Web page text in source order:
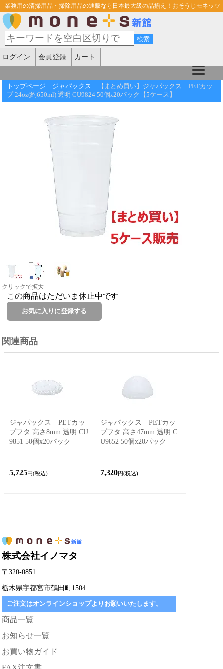
業務用の清掃用品・掃除用品の通販なら日本最大級の品揃え！おそうじモネッツ
ログイン 会員登録 カート
トップページ ジャパックス
【まとめ買い】ジャパックス PETカッ
プ 24oz(約650ml) 透明 CU9824 50個x20パック【5ケース】
クリックで拡大
この商品はただいま休止中です
関連商品
ジャパックス PETカッ
プフタ 高さ8mm 透明 CU
9851 50個x20パック
5,725円(税込)
ジャパックス PETカッ
プフタ 高さ47mm 透明 C
U9852 50個x20パック
7,320円(税込)
株式会社イノマタ
〒320-0851
栃木県宇都宮市鶴田町1504
ご注文はオンラインショップよりお願いいたします。
商品一覧
お知らせ一覧
お買い物ガイド
FAX注文書